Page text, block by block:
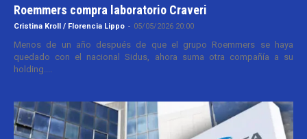
Roemmers compra laboratorio Craveri
Cristina Kroll / Florencia Lippo - 05/05/2026 20:00
Menos de un año después de que el grupo Roemmers se haya
quedado con el nacional Sidus, ahora suma otra compañía a su
holding....